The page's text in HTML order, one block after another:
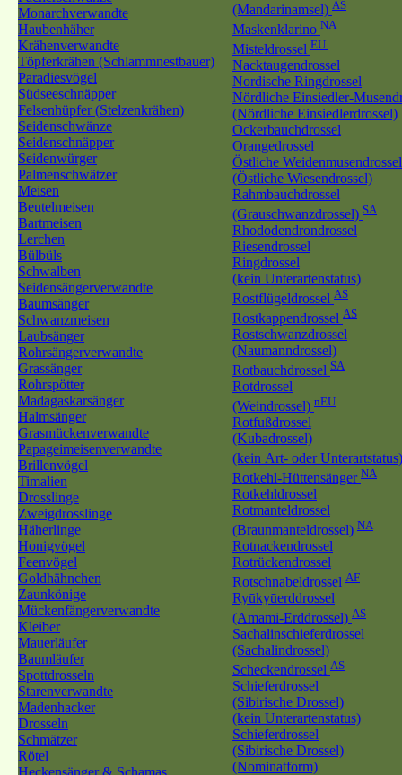
Monarchverwandte
Haubenhäher
Krähenverwandte
Töpferkrähen (Schlammnestbauer)
Paradiesvögel
Südseeschnäpper
Felsenhüpfer (Stelzenkrähen)
Seidenschwänze
Seidenschnäpper
Seidenwürger
Palmenschwätzer
Meisen
Beutelmeisen
Bartmeisen
Lerchen
Bülbüls
Schwalben
Seidensängerverwandte
Baumsänger
Schwanzmeisen
Laubsänger
Rohrsängerverwandte
Grassänger
Rohrspötter
Madagaskarsänger
Halmsänger
Grasmückenverwandte
Papageimeisenverwandte
Brillenvögel
Timalien
Drosslinge
Zweigdrosslinge
Häherlinge
Honigvögel
Feenvögel
Goldhähnchen
Zaunkönige
Mückenfängerverwandte
Kleiber
Mauerläufer
Baumläufer
Spottdrosseln
Starenverwandte
Madenhacker
Drosseln
Schmätzer
Rötel
Heckensänger & Schamas
(Mandarinamsel) AS
Maskenklarino NA
Misteldrossel EU
Nacktaugendrossel
Nordische Ringdrossel
Nördliche Einsiedler-
(Nördliche Einsiedlerdrossel)
Ockerbauchdrossel
Orangedrossel
Östliche Weidenmusendrossel
(Östliche Wiesendrossel)
Rahmbauchdrossel
(Grauschwanzdrossel) SA
Rhododendrondrossel
Riesendrossel
Ringdrossel
(kein Unterartenstatus)
Rostflügeldrossel AS
Rostkappendrossel AS
Rostschwanzdrossel
(Naumanndrossel)
Rotbauchdrossel SA
Rotdrossel
(Weindrossel) nEU
Rotfußdrossel
(Kubadrossel)
(kein Art- oder
Rotkehl-Hüttensänger NA
Rotkehldrossel
Rotmanteldrossel
(Braunmanteldrossel) NA
Rotnackendrossel
Rotrückendrossel
Rotschnabeldrossel AF
Ryūkyūerddrossel
(Amami-Erddrossel) AS
Sachalinschieferdrossel
(Sachalindrossel)
Scheckendrossel AS
Schieferdrossel
(Sibirische Drossel)
(kein Unterartenstatus)
Schieferdrossel
(Sibirische Drossel)
(Nominatform)